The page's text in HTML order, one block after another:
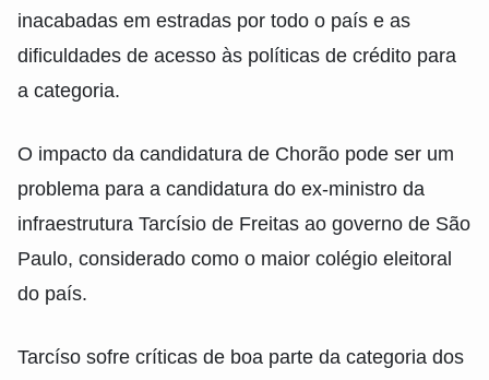
inacabadas em estradas por todo o país e as
dificuldades de acesso às políticas de crédito para
a categoria.
O impacto da candidatura de Chorão pode ser um
problema para a candidatura do ex-ministro da
infraestrutura Tarcísio de Freitas ao governo de São
Paulo, considerado como o maior colégio eleitoral
do país.
Tarcíso sofre críticas de boa parte da categoria dos